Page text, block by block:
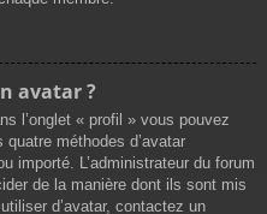
avatar ?
l’onglet « profil » vous pouvez
méthodes d’avatar
importé. L’administrateur du forum
de la manière dont ils sont mis
d’avatar, contactez un